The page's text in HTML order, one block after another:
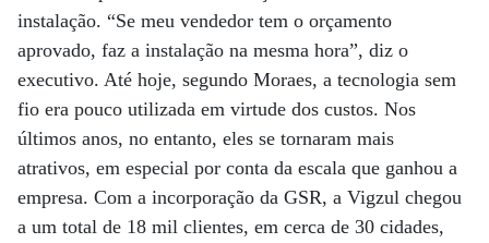
instalação. “Se meu vendedor tem o orçamento
aprovado, faz a instalação na mesma hora”, diz o
executivo. Até hoje, segundo Moraes, a tecnologia sem
fio era pouco utilizada em virtude dos custos. Nos
últimos anos, no entanto, eles se tornaram mais
atrativos, em especial por conta da escala que ganhou a
empresa. Com a incorporação da GSR, a Vigzul chegou
a um total de 18 mil clientes, em cerca de 30 cidades,